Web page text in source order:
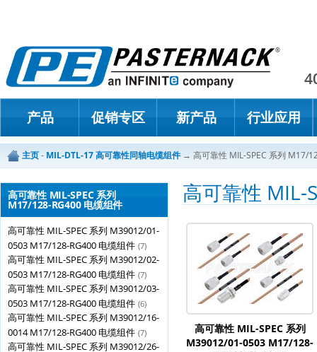
产品 促销专区 新产品 行业应用
主页- MIL-DTL-17 高可靠性同轴电缆组件→ 高可靠性 MIL-SPEC 系列 M17/
高可靠性 MIL-SPEC 系列
M17/128-RG400 电缆组件
高可靠性 MIL-SPEC 系列 M39012/01-
0503 M17/128-RG400 电缆组件 (7)
高可靠性 MIL-SPEC 系列 M39012/02-
0503 M17/128-RG400 电缆组件 (7)
高可靠性 MIL-SPEC 系列 M39012/03-
0503 M17/128-RG400 电缆组件 (6)
高可靠性 MIL-SPEC 系列 M39012/16-
0014 M17/128-RG400 电缆组件 (7)
高可靠性 MIL-SPEC 系列 M39012/26-
高可靠性 MIL-
高可靠性 MIL-SPEC 系列
M39012/01-0503 M17/128-